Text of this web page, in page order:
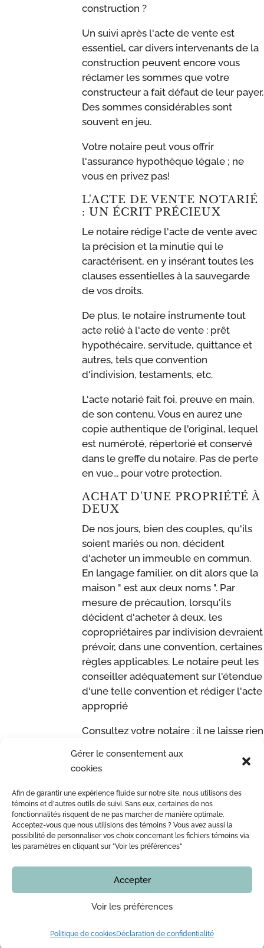
Gérer le consentement aux
cookies
Afin de garantir une expérience fluide sur notre site, nous utilisons des
témoins et d'autres outils de suivi. Sans eux, certaines de nos
fonctionnalités risquent de ne pas marcher de manière optimale.
Acceptez-vous que nous utilisions des témoins ? Vous avez aussi la
possibilité de personnaliser vos choix concernant les fichiers témoins via
les paramètres en cliquant sur "Voir les préférences"
Accepter
Voir les préférences
Politique de cookiesDéclaration de confidentialité
construction ?
Un suivi après l'acte de vente est
essentiel, car divers intervenants de la
construction peuvent encore vous
réclamer les sommes que votre
constructeur a fait défaut de leur payer.
Des sommes considérables sont
souvent en jeu.
Votre notaire peut vous offrir
l'assurance hypothèque légale ; ne
vous en privez pas!
L'ACTE DE VENTE NOTARIÉ
: UN ÉCRIT PRÉCIEUX
Le notaire rédige l'acte de vente avec
la précision et la minutie qui le
caractérisent, en y insérant toutes les
clauses essentielles à la sauvegarde
de vos droits.
De plus, le notaire instrumente tout
acte relié à l'acte de vente : prêt
hypothécaire, servitude, quittance et
autres, tels que convention
d'indivision, testaments, etc.
L'acte notarié fait foi, preuve en main,
de son contenu. Vous en aurez une
copie authentique de l'original, lequel
est numéroté, répertorié et conservé
dans le greffe du notaire. Pas de perte
en vue... pour votre protection.
ACHAT D'UNE PROPRIÉTÉ À
DEUX
De nos jours, bien des couples, qu'ils
soient mariés ou non, décident
d'acheter un immeuble en commun.
En langage familier, on dit alors que la
maison " est aux deux noms ". Par
mesure de précaution, lorsqu'ils
décident d'acheter à deux, les
copropriétaires par indivision devraient
prévoir, dans une convention, certaines
règles applicables. Le notaire peut les
conseiller adéquatement sur l'étendue
d'une telle convention et rédiger l'acte
approprié
Consultez votre notaire : il ne laisse rien
Source :Chambre des notaires du
Québec
ACCUEIL
L’ÉQUIPE DE ME LEOPOLD LINCÀ NOTAIRE
ACTE NOTARIÉ / CERTIFICATION
OUTILS
BLOG
NOUS JOINDRE
Notaire Montreal | Me Leopold Lincà
Tous droits réservés. En aucun temps ce site internet
ne doit être considéré comme un avis juridique.
Vous devez vérifier avec notre bureau l’actualité de
services offerts, les prix, les procédures et nos
disponibilités, avant de commencer votre dossier.